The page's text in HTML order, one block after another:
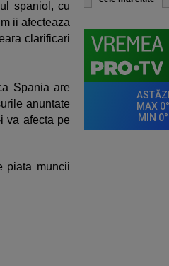
spaniol, cu
ii afecteaza
clarificari
Spania are
anuntate
va afecta pe
piata muncii